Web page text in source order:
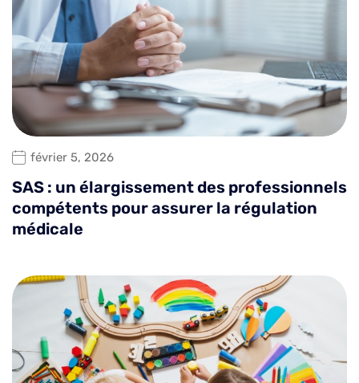
février 5, 2026
SAS : un élargissement des professionnels
compétents pour assurer la régulation
médicale